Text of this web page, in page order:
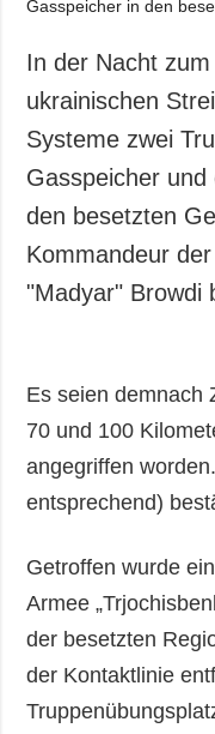
In der Nacht
ukrainischen
Systeme zwei
Gasspeicher und
den besetzten
Kommandeur
"Madyar" Browdi
Es seien demnach
70 und 100
angegriffen
entsprechend)
Getroffen wurde
Armee
der besetzten
der Kontaktlinie